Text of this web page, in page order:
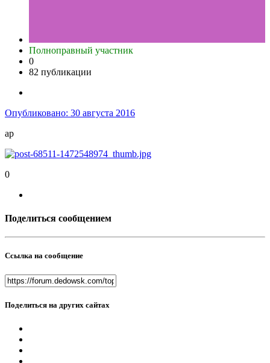
Полноправный участник
0
82 публикации
Опубликовано: 30 августа 2016
ap
0
Поделиться сообщением
Ссылка на сообщение
Поделиться на других сайтах